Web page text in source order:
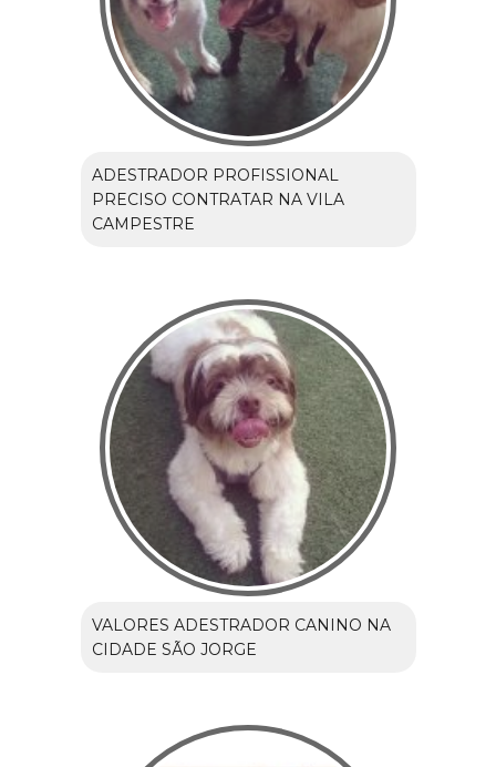
ADESTRADOR PROFISSIONAL
PRECISO CONTRATAR NA VILA
CAMPESTRE
VALORES ADESTRADOR CANINO NA
CIDADE SÃO JORGE